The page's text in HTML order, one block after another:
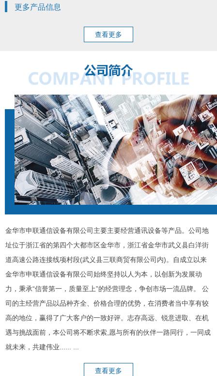
更多产品信息
查看更多
金华市申联通信设备有限公司主要主要经营通讯设备等产品。公司地
址位于浙江省的第四个大都市区金华市，浙江省金华市武义县白洋街
道高速公路连接线项村段(武义县三联商贸有限公司内)。自成立以来
金华市申联通信设备有限公司始终坚持以人为本，以创新为发展动
力，秉承“信誉第一，质量至上”的经营理念，争创市场一流品牌。 公
司的主经营产品以品种齐全、价格合理的优势，在消费者当中享有较
高的地位，赢得了广大客户的一致好评。志存高远、锐意进取、在机
遇与挑战面前，本公司将不断求索,愿与所有的伙伴一路同行，一同成
就未来，共建伟业...... ...
查看更多